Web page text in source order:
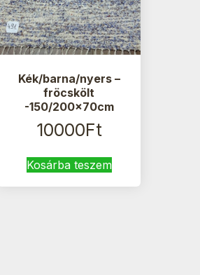
Kék/barna/nyers –
fröcskölt
-150/200x70cm
10000Ft
Kosárba teszem